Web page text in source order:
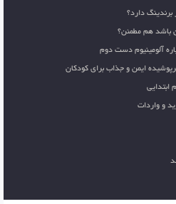
دارد؟
باشد هم مطمئن؟
آلومینیوم دست دوم
ایمن و جذاب برای کودکان
و واردات